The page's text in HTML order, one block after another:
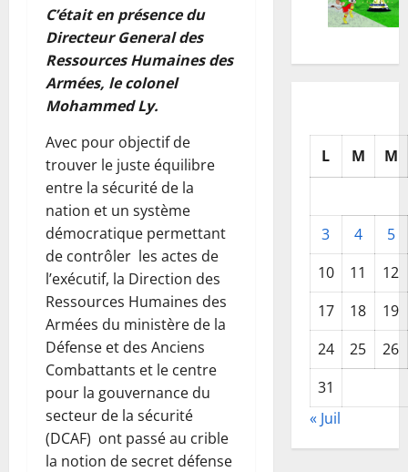
C’était en présence du
Directeur General des
Ressources Humaines des
Armées, le colonel
Mohammed Ly.
Avec pour objectif de
trouver le juste équilibre
entre la sécurité de la
nation et un système
démocratique permettant
de contrôler les actes de
l’exécutif, la Direction des
Ressources Humaines des
Armées du ministère de la
Défense et des Anciens
Combattants et le centre
pour la gouvernance du
secteur de la sécurité
(DCAF) ont passé au crible
la notion de secret défense
L M M
3 4
5
10
11
12
17
18
19
24
25
26
31
« Juil